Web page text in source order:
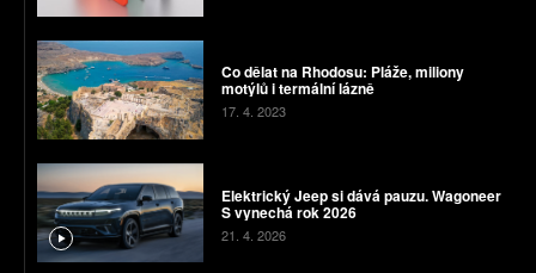
Co dělat na Rhodosu: Pláže, miliony
motýlů i termální lázně
17. 4. 2023
Elektrický Jeep si dává pauzu. Wagoneer
S vynechá rok 2026
21. 4. 2026